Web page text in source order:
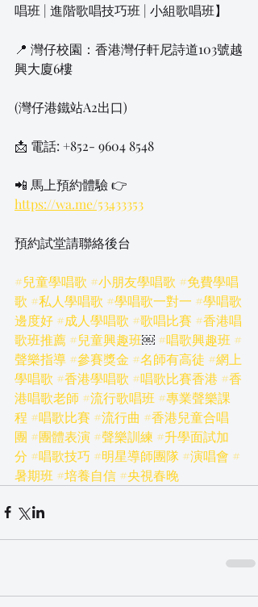
唱班 | 進階歌唱技巧班 | 小組歌唱班】
📍 灣仔校園：香港灣仔軒尼詩道103號越
興大廈6樓
(灣仔港鐵站A2出口)
📩 電話: +852- 9604 8548
📲 馬上預約體驗 👉
https://wa.me/53433353
預約試堂請聯絡後台
#兒童學唱歌 #小朋友學唱歌 #免費學唱
歌 #私人學唱歌 #學唱歌一對一 #學唱歌
邊度好 #成人學唱歌 #歌唱比賽 #香港唱
歌班推薦 #兒童興趣班￼ #唱歌興趣班 #
聲樂指導 #參賽獎金 #名師有高徒 #網上
學唱歌 #香港學唱歌 #唱歌比賽香港 #香
港唱歌老師 #流行歌唱班 #專業聲樂課
程 #唱歌比賽 #流行曲 #香港兒童合唱
團 #團體表演 #聲樂訓練 #升學面試加
分 #唱歌技巧 #明星導師團隊 #演唱會 #
暑期班 #培養自信 #央視春晚